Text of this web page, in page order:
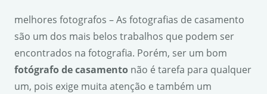
melhores fotografos – As fotografias de casamento
são um dos mais belos trabalhos que podem ser
encontrados na fotografia. Porém, ser um bom
fotógrafo de casamento não é tarefa para qualquer
um, pois exige muita atenção e também um